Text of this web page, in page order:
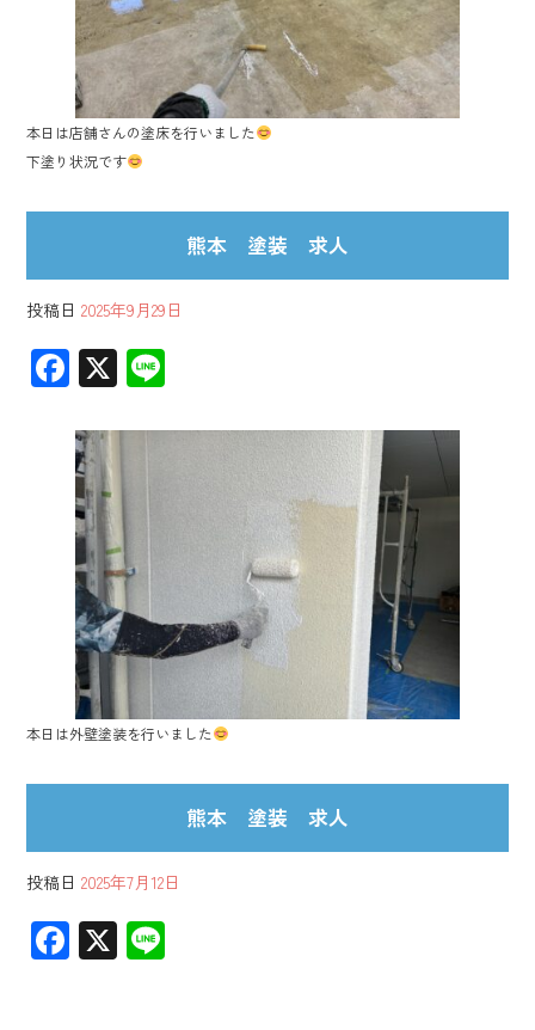
本日は店舗さんの塗床を行いました
下塗り状況です
熊本 塗装 求人
投稿日 2025年9月29日
F
e
b
o
ok
X
本日は外壁塗装を行いました
熊本 塗装 求人
投稿日 2025年7月12日
F X